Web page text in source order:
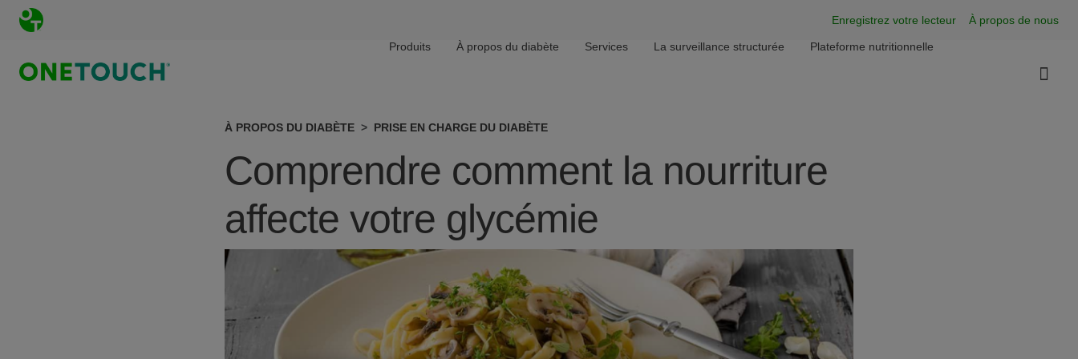
Aller au contenu principal
Super Menu
Enregistrez votre lecteur À propos de nous
Main navigation
Produits À propos du diabète Services La surveillance structurée Plateforme nutritionnelle
À PROPOS DU DIABÈTE PRISE EN CHARGE DU DIABÈTE
Comprendre comment la nourriture
affecte votre glycémie
Image